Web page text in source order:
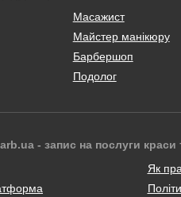
Масажист
Майстер манікюру
Барбершоп
Подолог
- запис на послуги краси
Як